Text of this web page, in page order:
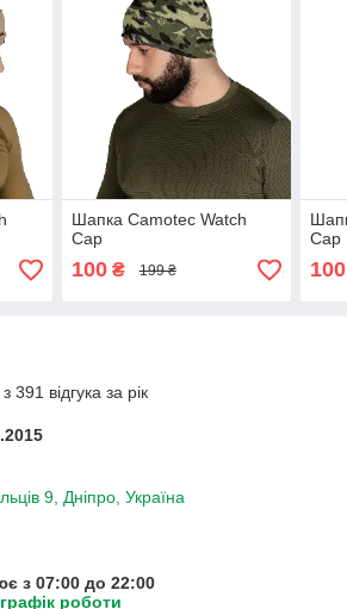
Шапка Camotec Watch
Cap
100₴ 199 ₴
Cap
100
391 відгука за рік
9, Дніпро, Україна
з 07:00 до 22:00
роботи